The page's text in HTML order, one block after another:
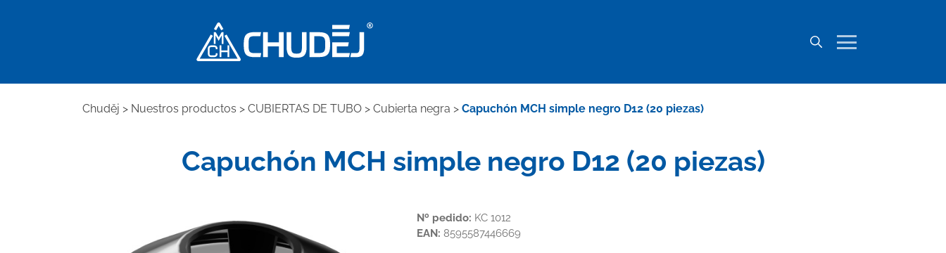
Chuděj > Nuestros productos > CUBIERTAS DE TUBO > Cubierta negra > Capuchón MCH simple negro D12 (20 piezas)
Capuchón MCH simple negro D12 (20 piezas)
Nº pedido: KC 1012
EAN: 8595587446669